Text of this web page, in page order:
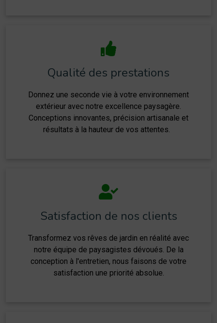
Qualité des prestations
Donnez une seconde vie à votre environnement
extérieur avec notre excellence paysagère.
Conceptions innovantes, précision artisanale et
résultats à la hauteur de vos attentes.
Satisfaction de nos clients
Transformez vos rêves de jardin en réalité avec
notre équipe de paysagistes dévoués. De la
conception à l'entretien, nous faisons de votre
satisfaction une priorité absolue.